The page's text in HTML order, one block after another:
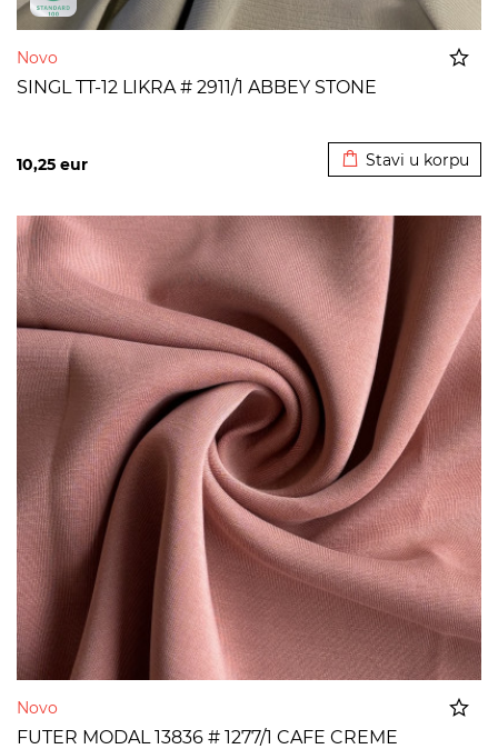
Novo
SINGL TT-12 LIKRA # 2911/1 ABBEY STONE
10,25 eur Stavi u korpu
Novo
FUTER MODAL 13836 # 1277/1 CAFE CREME